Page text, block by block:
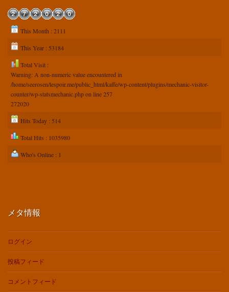
This Month : 2111
This Year : 53184
Total Visit :
Warning: A non-numeric value encountered in
/home/seerosen/lespoir.me/public_html/kaffe/wp-content/plugins/mechanic-visitor-
counter/wp-statsmechanic.phpon line257
272020
Hits Today : 514
Total Hits : 1035980
Who's Online : 1
メタ情報
ログイン
投稿フィード
コメントフィード